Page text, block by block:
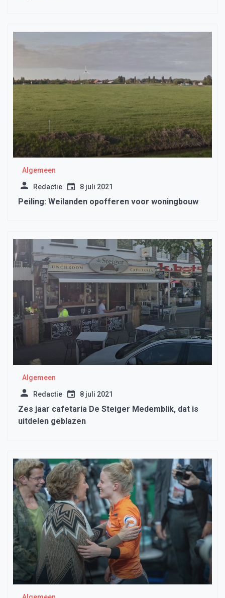
Algemeen
Redactie 8 juli 2021
Peiling: Weilanden opofferen voor woningbouw
Algemeen
Redactie 8 juli 2021
Zes jaar cafetaria De Steiger Medemblik, dat is
uitdelen geblazen